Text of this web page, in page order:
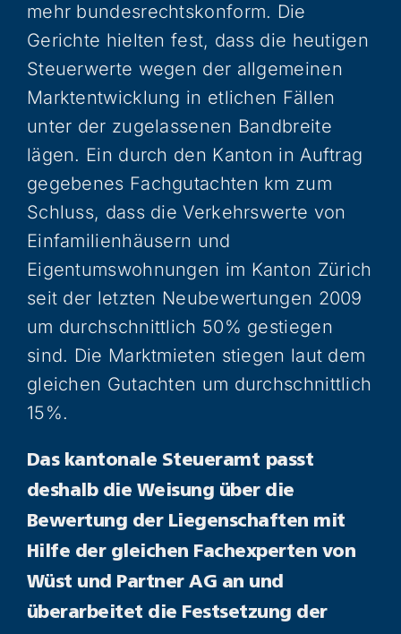
mehr bundesrechtskonform. Die
Gerichte hielten fest, dass die heutigen
Steuerwerte wegen der allgemeinen
Marktentwicklung in etlichen Fällen
unter der zugelassenen Bandbreite
lägen. Ein durch den Kanton in Auftrag
gegebenes Fachgutachten km zum
Schluss, dass die Verkehrswerte von
Einfamilienhäusern und
Eigentumswohnungen im Kanton Zürich
seit der letzten Neubewertungen 2009
um durchschnittlich 50% gestiegen
sind. Die Marktmieten stiegen laut dem
gleichen Gutachten um durchschnittlich
15%.
Das kantonale Steueramt passt
deshalb die Weisung über die
Bewertung der Liegenschaften mit
Hilfe der gleichen Fachexperten von
Wüst und Partner AG an und
überarbeitet die Festsetzung der